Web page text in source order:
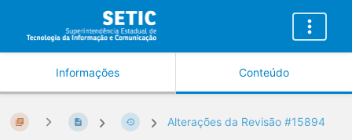
Informações Conteúdo
Alterações da Revisão #15894